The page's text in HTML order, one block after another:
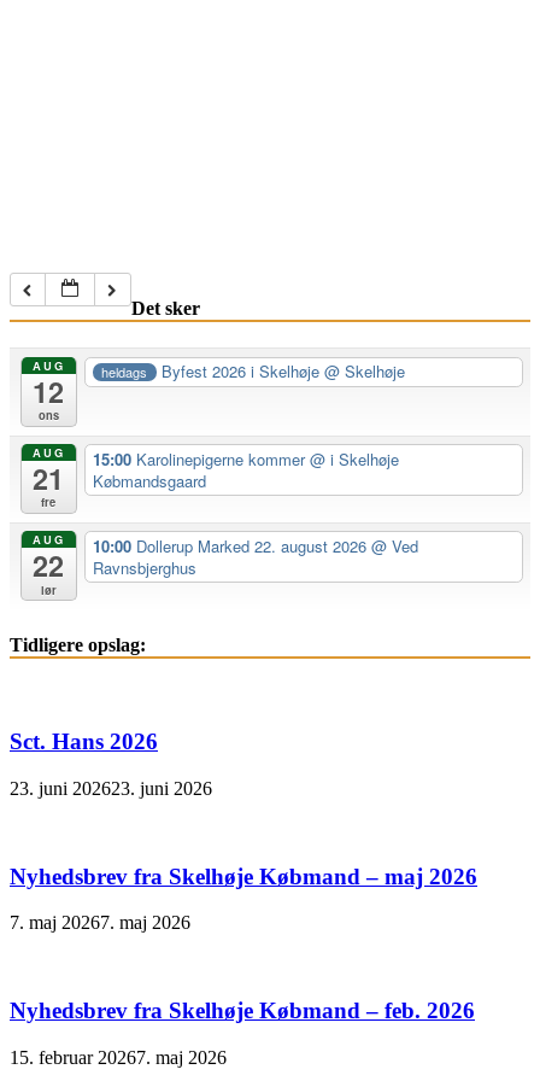
Det sker
AUG
12
ons
heldags Byfest 2026 i Skelhøje@ Skelhøje
AUG
21
fre
15:00 Karolinepigerne kommer@ i Skelhøje
Købmandsgaard
AUG
22
lør
10:00 Dollerup Marked 22. august 2026 @ Ved
Ravnsbjerghus
Tidligere opslag:
Sct. Hans 2026
23. juni 202623. juni 2026
Nyhedsbrev fra Skelhøje Købmand – maj 2026
7. maj 20267. maj 2026
Nyhedsbrev fra Skelhøje Købmand – feb. 2026
15. februar 20267. maj 2026